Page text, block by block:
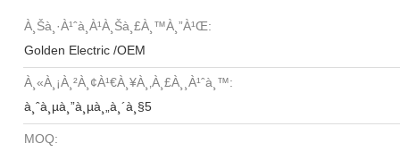
À¸Šà¸·à¹ˆà¸­à¹à¸šà¸£à¸™à¸”à¹Œ:
Golden Electric /OEM
À¸«à¸¡à¸²à¸¢à¹€à¸¥à¸‚à¸£à¸¸à¹ˆà¸™:
à¸ˆà¸µà¸”à¸µà¸„à¸´à¸§5
MOQ: